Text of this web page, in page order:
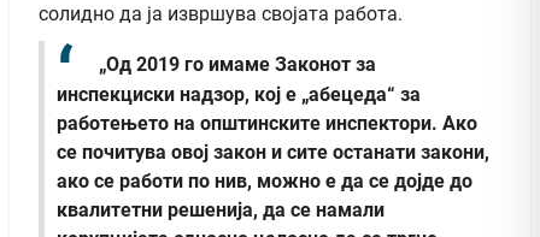
солидно да ја извршува својата работа.
„Од 2019 го имаме Законот за
инспекциски надзор, кој е „абецеда“ за
работењето на општинските инспектори. Ако
се почитува овој закон и сите останати закони,
ако се работи по нив, можно е да се дојде до
квалитетни решенија, да се намали